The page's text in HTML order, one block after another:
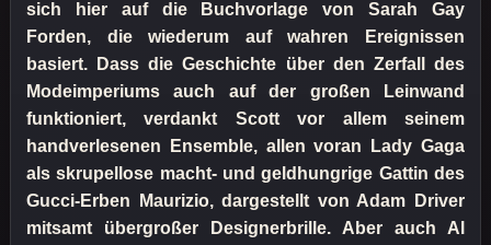
sich hier auf die Buchvorlage von Sarah Gay
Forden, die wiederum auf wahren Ereignissen
basiert. Dass die Geschichte über den Zerfall des
Modeimperiums auch auf der großen Leinwand
funktioniert, verdankt Scott vor allem seinem
handverlesenen Ensemble, allen voran Lady Gaga
als skrupellose macht- und geldhungrige Gattin des
Gucci-Erben Maurizio, dargestellt von Adam Driver
mitsamt übergroßer Designerbrille. Aber auch Al